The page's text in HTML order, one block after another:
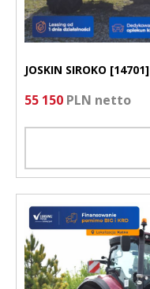
JOSKIN SIROKO [14701]
55 150 PLN netto